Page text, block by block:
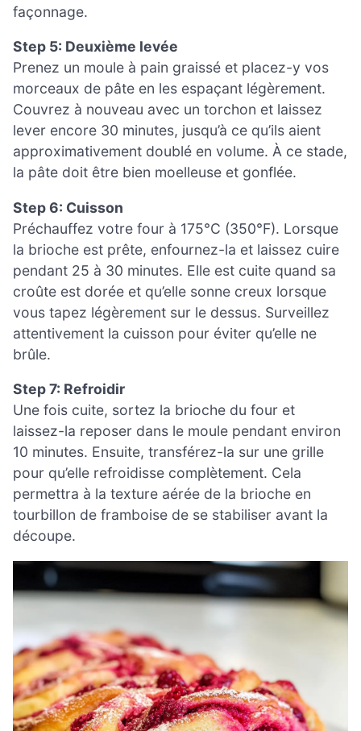
façonnage.
Step 5: Deuxième levée
Prenez un moule à pain graissé et placez-y vos
morceaux de pâte en les espaçant légèrement.
Couvrez à nouveau avec un torchon et laissez
lever encore 30 minutes, jusqu’à ce qu’ils aient
approximativement doublé en volume. À ce stade,
la pâte doit être bien moelleuse et gonflée.
Step 6: Cuisson
Préchauffez votre four à 175°C (350°F). Lorsque
la brioche est prête, enfournez-la et laissez cuire
pendant 25 à 30 minutes. Elle est cuite quand sa
croûte est dorée et qu’elle sonne creux lorsque
vous tapez légèrement sur le dessus. Surveillez
attentivement la cuisson pour éviter qu’elle ne
brûle.
Step 7: Refroidir
Une fois cuite, sortez la brioche du four et
laissez-la reposer dans le moule pendant environ
10 minutes. Ensuite, transférez-la sur une grille
pour qu’elle refroidisse complètement. Cela
permettra à la texture aérée de la brioche en
tourbillon de framboise de se stabiliser avant la
découpe.